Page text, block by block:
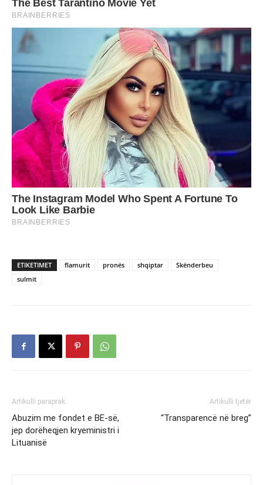
ETIKETIMET flamurit pronës shqiptar
Skënderbeu
sulmit
Artikulli paraprak
Abuzim me fondet e BE-së,
jep dorëheqjen kryeministri i
Lituanisë
Artikulli tjetër
“Transparencë në breg”